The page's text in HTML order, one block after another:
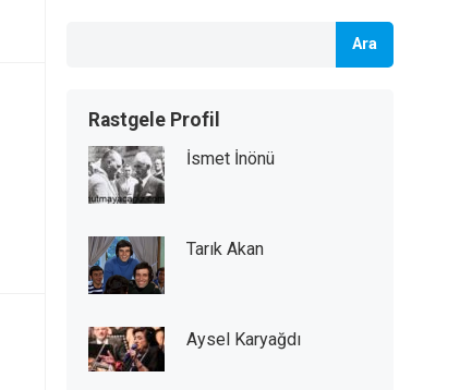
Ara
Rastgele Profil
İsmet İnönü
Tarık Akan
Aysel Karyağdı